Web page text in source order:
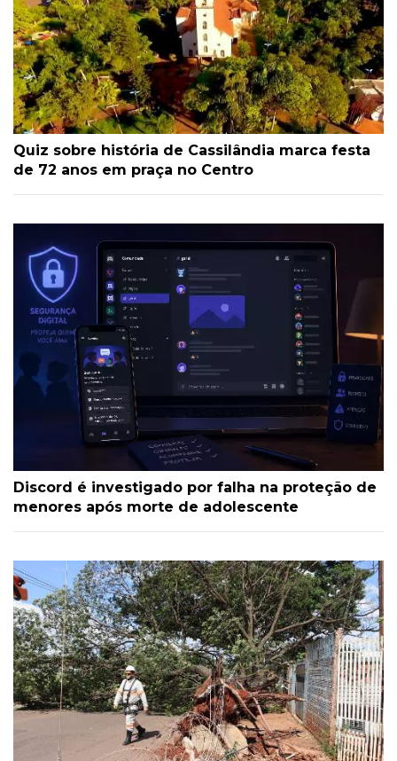
Quiz sobre história de Cassilândia marca festa
de 72 anos em praça no Centro
Discord é investigado por falha na proteção de
menores após morte de adolescente